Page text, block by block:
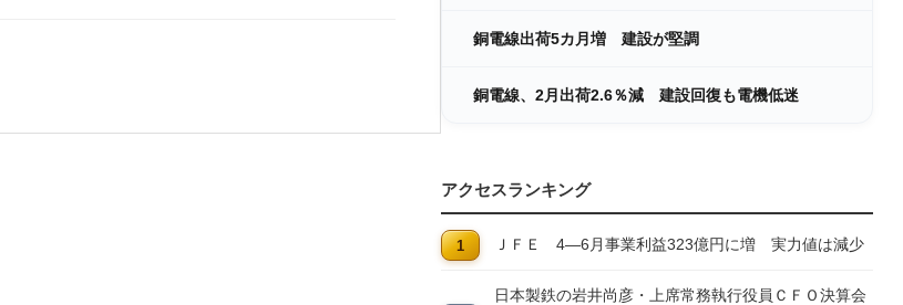
銅電線出荷5カ月増 建設が堅調
銅電線、2月出荷2.6％減 建設回復も電機低迷
アクセスランキング
ＪＦＥ 4―6月事業利益323億円に増 実力値は減少
日本製鉄の岩井尚彦・上席常務執行役員ＣＦＯ決算会